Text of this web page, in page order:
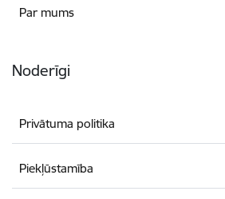
Par mums
Noderīgi
Privātuma politika
Piekļūstamība